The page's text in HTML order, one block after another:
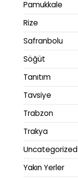
Pamukkale
Rize
Safranbolu
Söğüt
Tanıtım
Tavsiye
Trabzon
Trakya
Uncategorized
Yakın Yerler